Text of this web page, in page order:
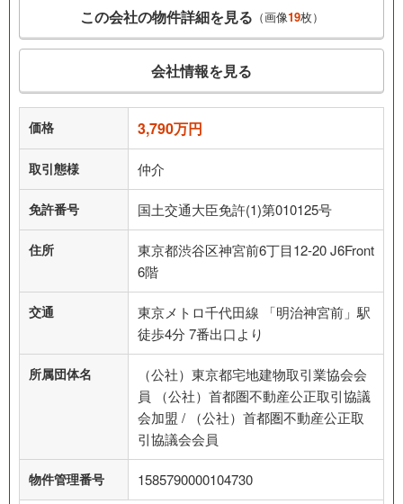
この会社の物件詳細を見る （画像19枚）
会社情報を見る
価格 3,790万円
取引態様 仲介
免許番号 国土交通大臣免許(1)第010125号
住所
東京都渋谷区神宮前6丁目12-20 J6Front
6階
交通
東京メトロ千代田線 「明治神宮前」駅
徒歩4分 7番出口より
所属団体名
（公社）東京都宅地建物取引業協会会
員 （公社）首都圏不動産公正取引協議
会加盟 / （公社）首都圏不動産公正取
引協議会会員
物件管理番号 1585790000104730